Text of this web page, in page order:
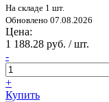
На складе 1 шт.
Обновлено 07.08.2026
Цена:
1 188.28 руб. / шт.
-
+
Купить